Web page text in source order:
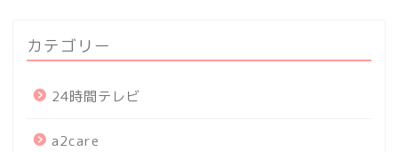
カテゴリー
24時間テレビ
a2care